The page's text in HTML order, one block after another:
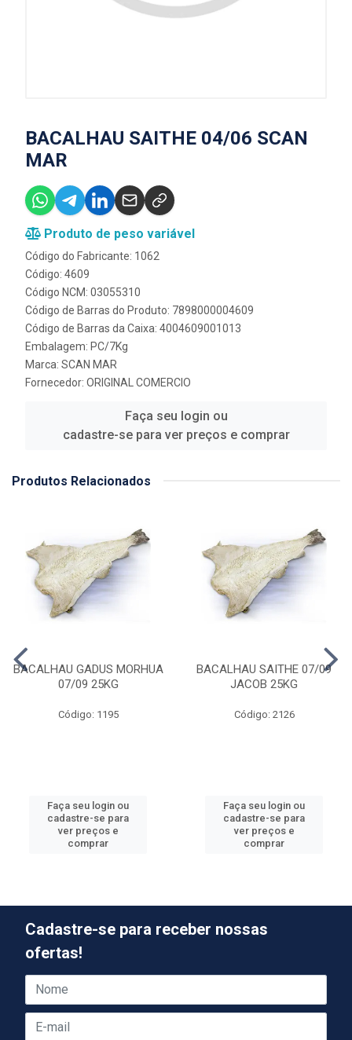
BACALHAU SAITHE 04/06 SCAN
MAR
Produto de peso variável
Código do Fabricante: 1062
Código: 4609
Código NCM: 03055310
Código de Barras do Produto: 7898000004609
Código de Barras da Caixa: 4004609001013
Embalagem: PC/7Kg
Marca: SCAN MAR
Fornecedor: ORIGINAL COMERCIO
Faça seu login ou
cadastre-se para ver preços e comprar
Produtos Relacionados
BACALHAU GADUS MORHUA
07/09 25KG
Código: 1195
Faça seu login ou
cadastre-se para
ver preços e
comprar
BACALHAU SAITHE 07/09
JACOB 25KG
Código: 2126
Faça seu login ou
cadastre-se para
ver preços e
comprar
Cadastre-se para receber nossas
ofertas!